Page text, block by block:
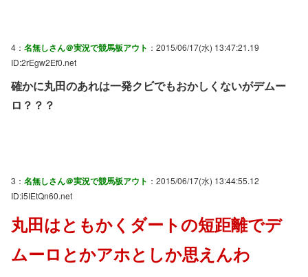
4： 名無しさん＠実況で競馬板アウト ：2015/06/17(水) 13:47:21.19
ID:2rEgw2Ef0.net
確かに丸田のあれは一発クビでもおかしくないがデムー
ロ？？？
3： 名無しさん＠実況で競馬板アウト ：2015/06/17(水) 13:44:55.12
ID:i5IEtQn60.net
丸田はともかくダートの短距離でデ
ムーロとかアホとしか思えんわ